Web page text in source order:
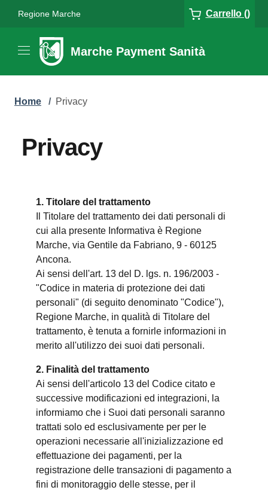
Regione Marche Carrello ()
Marche Payment Sanità
Home / Privacy
Privacy
1. Titolare del trattamento
Il Titolare del trattamento dei dati personali di
cui alla presente Informativa è Regione
Marche, via Gentile da Fabriano, 9 - 60125
Ancona.
Ai sensi dell'art. 13 del D. lgs. n. 196/2003 -
"Codice in materia di protezione dei dati
personali" (di seguito denominato "Codice"),
Regione Marche, in qualità di Titolare del
trattamento, è tenuta a fornirle informazioni in
merito all'utilizzo dei suoi dati personali.
2. Finalità del trattamento
Ai sensi dell'articolo 13 del Codice citato e
successive modificazioni ed integrazioni, la
informiamo che i Suoi dati personali saranno
trattati solo ed esclusivamente per per le
operazioni necessarie all'inizializzazione ed
effettuazione dei pagamenti, per la
registrazione delle transazioni di pagamento a
fini di monitoraggio delle stesse, per il